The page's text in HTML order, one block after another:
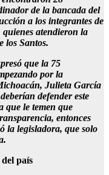
de la bancada del
a los integrantes de
atendieron la
los Santos.
que la 75
por la
Julieta García
defender este
que le temen que
entonces
la legisladora, que solo
país